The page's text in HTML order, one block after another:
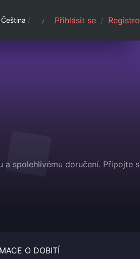
Čeština / Přihlásit se /
spolehlivému doručení. Připojte
O DOBITÍ